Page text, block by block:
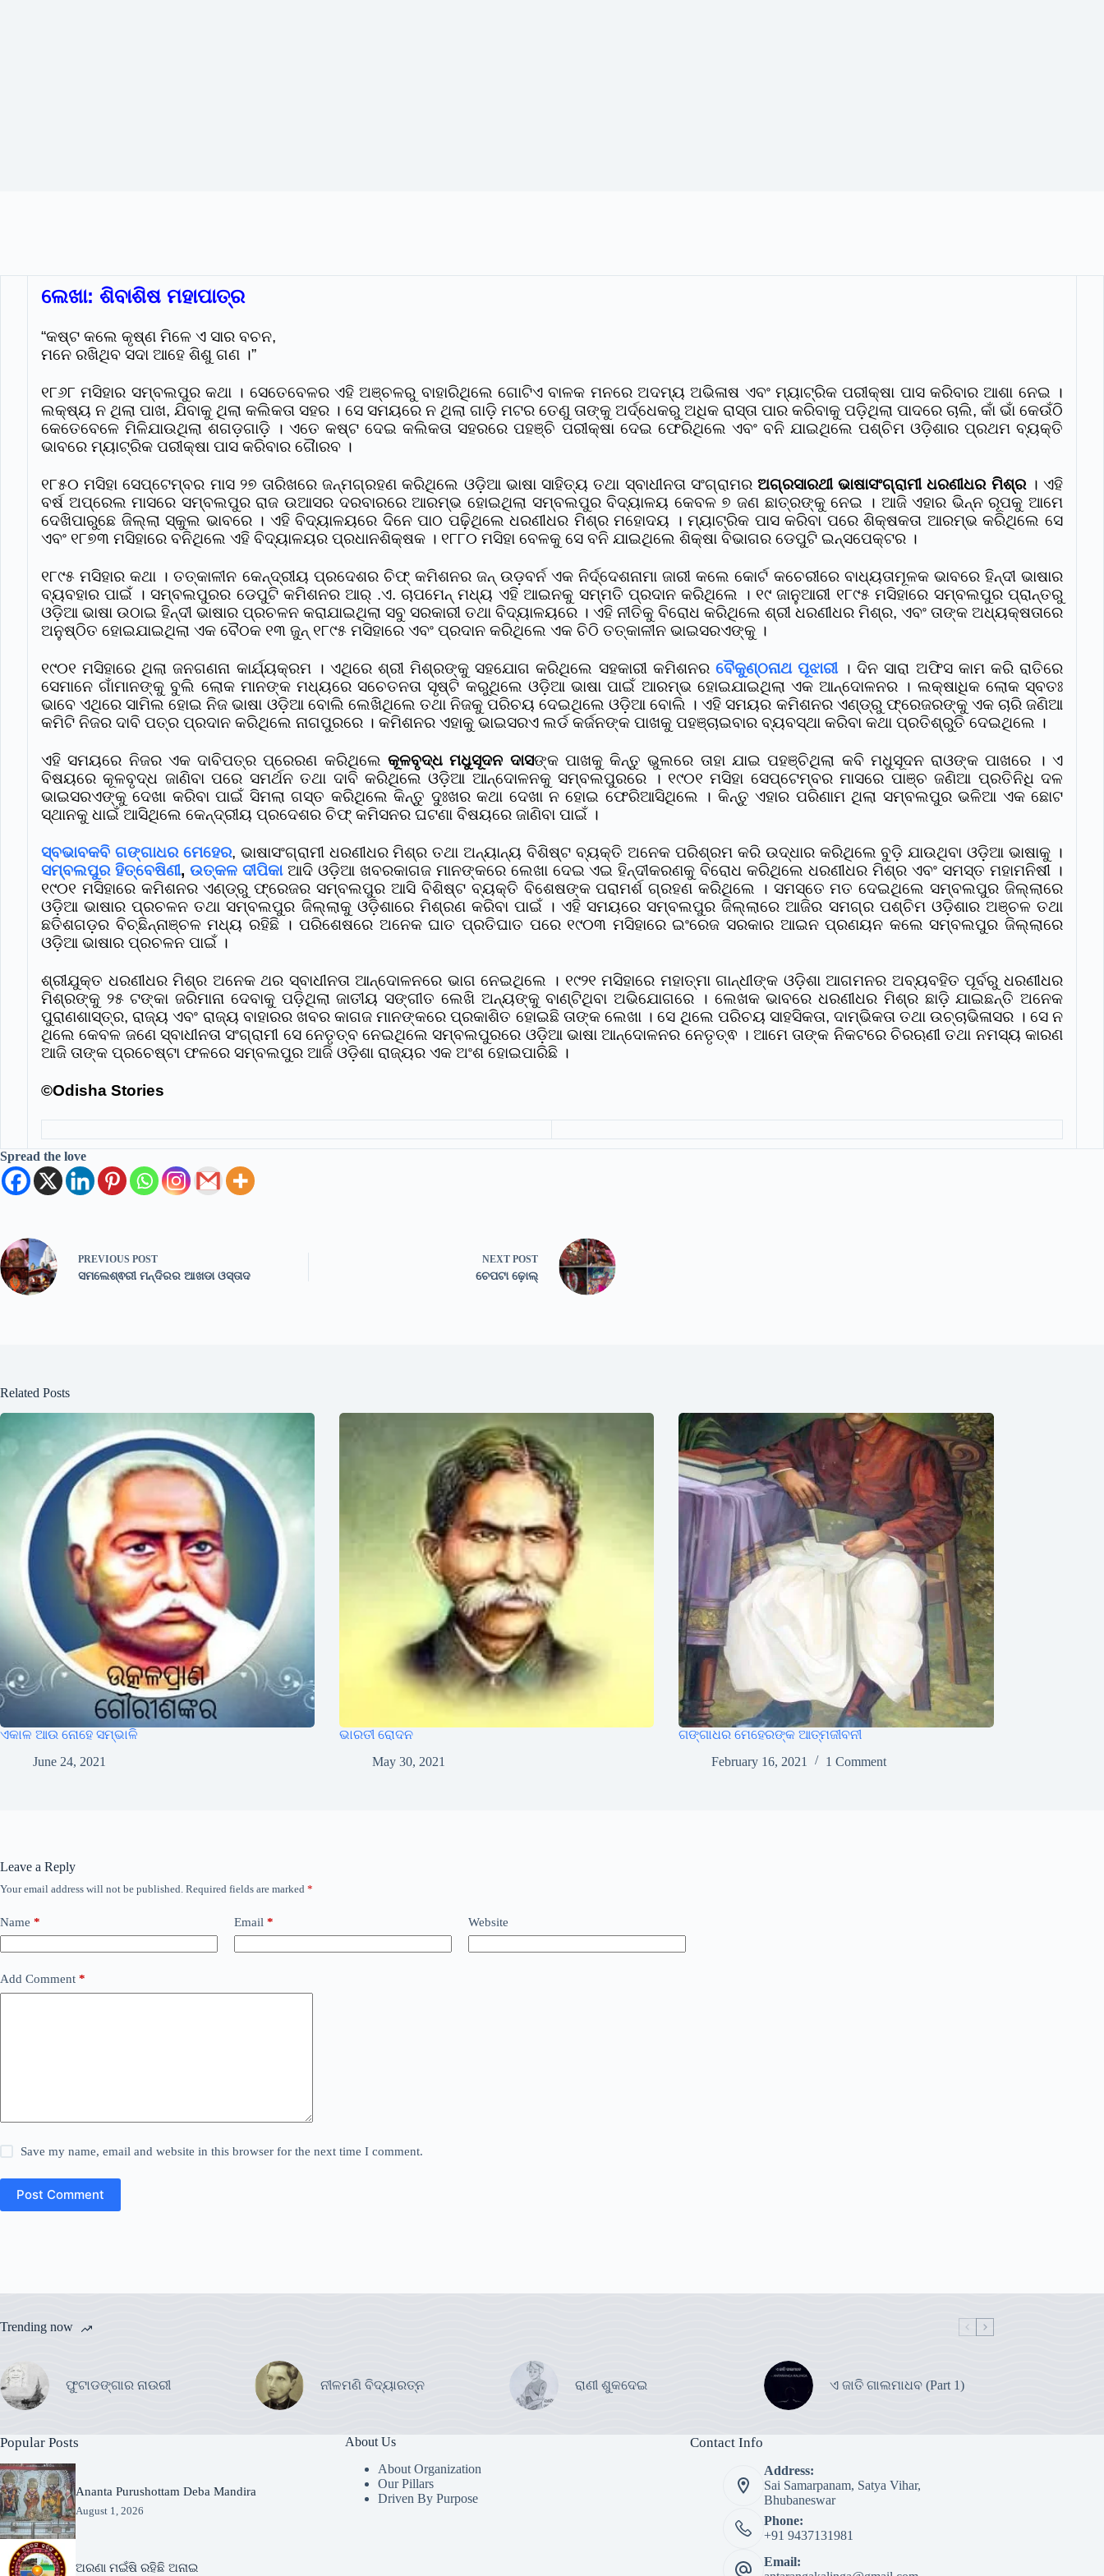
ଲେଖା: ଶିବାଶିଷ ମହାପାତ୍ର
“କଷ୍ଟ କଲେ କୃଷ୍ଣ ମିଳେ ଏ ସାର ବଚନ,
ମନେ ରଖିଥିବ ସଦା ଆହେ ଶିଶୁ ଗଣ ।”
୧୮୬୮ ମସିହାର ସମ୍ବଲପୁର କଥା । ସେତେବେଳର ଏହି ଅଞ୍ଚଳରୁ ବାହାରିଥିଲେ ଗୋଟିଏ ବାଳକ ମନରେ ଅଦମ୍ୟ ଅଭିଳାଷ ଏବଂ ମ୍ୟାଟ୍ରିକ ପରୀକ୍ଷା ପାସ କରିବାର ଆଶା ନେଇ ।
ଲକ୍ଷ୍ୟ ନ ଥିଲା ପାଖ, ଯିବାକୁ ଥିଲା କଲିକତା ସହର । ସେ ସମୟରେ ନ ଥିଲା ଗାଡ଼ି ମଟର ତେଣୁ ତାଙ୍କୁ ଅର୍ଦ୍ଧେକରୁ ଅଧିକ ରାସ୍ତା ପାର କରିବାକୁ ପଡ଼ିଥିଲା ପାଦରେ ଚାଲି, କାଁ ଭାଁ କେଉଁଠି
କେତେବେଳେ ମିଳିଯାଉଥିଲା ଶଗଡ଼ଗାଡ଼ି । ଏତେ କଷ୍ଟ ଦେଇ କଲିକତା ସହରରେ ପହଞ୍ଚି ପରୀକ୍ଷା ଦେଇ ଫେରିଥିଲେ ଏବଂ ବନି ଯାଇଥିଲେ ପଶ୍ଚିମ ଓଡ଼ିଶାର ପ୍ରଥମ ବ୍ୟକ୍ତି
ଭାବରେ ମ୍ୟାଟ୍ରିକ ପରୀକ୍ଷା ପାସ କରିବାର ଗୈାରବ ।
୧୮୫୦ ମସିହା ସେପ୍ଟେମ୍ବର ମାସ ୨୭ ତାରିଖରେ ଜନ୍ମଗ୍ରହଣ କରିଥିଲେ ଓଡ଼ିଆ ଭାଷା ସାହିତ୍ୟ ତଥା ସ୍ବାଧୀନତା ସଂଗ୍ରାମର ଅଗ୍ରସାରଥୀ ଭାଷାସଂଗ୍ରାମୀ ଧରଣୀଧର ମିଶ୍ର। ଏହି
ବର୍ଷ ଅପ୍ରେଲ ମାସରେ ସମ୍ବଲପୁର ରାଜ ଉଆସର ଦରବାରରେ ଆରମ୍ଭ ହୋଇଥିଲା ସମ୍ବଲପୁର ବିଦ୍ୟାଳୟ କେବଳ ୭ ଜଣ ଛାତ୍ରଙ୍କୁ ନେଇ । ଆଜି ଏହାର ଭିନ୍ନ ରୂପକୁ ଆମେ
ଦେଖିପାରୁଛେ ଜିଲ୍ଲା ସ୍କୁଲ ଭାବରେ । ଏହି ବିଦ୍ୟାଳୟରେ ଦିନେ ପାଠ ପଢ଼ିଥିଲେ ଧରଣୀଧର ମିଶ୍ର ମହୋଦୟ । ମ୍ୟାଟ୍ରିକ ପାସ କରିବା ପରେ ଶିକ୍ଷକତା ଆରମ୍ଭ କରିଥିଲେ ସେ
ଏବଂ ୧୮୭୩ ମସିହାରେ ବନିଥିଲେ ଏହି ବିଦ୍ୟାଳୟର ପ୍ରଧାନଶିକ୍ଷକ । ୧୮୮୦ ମସିହା ବେଳକୁ ସେ ବନି ଯାଇଥିଲେ ଶିକ୍ଷା ବିଭାଗର ଡେପୁଟି ଇନ୍ସପେକ୍ଟର ।
୧୮୯୫ ମସିହାର କଥା । ତତ୍କାଳୀନ କେନ୍ଦ୍ରୀୟ ପ୍ରଦେଶର ଚିଫ୍ କମିଶନର ଜନ୍ ଉଡ଼ବର୍ନ ଏକ ନିର୍ଦ୍ଦେଶନାମା ଜାରୀ କଲେ କୋର୍ଟ କଚେରୀରେ ବାଧ୍ୟତାମୂଳକ ଭାବରେ ହିନ୍ଦୀ ଭାଷାର
ବ୍ୟବହାର ପାଇଁ । ସମ୍ବଲପୁରର ଡେପୁଟି କମିଶନର ଆର୍ .ଏ. ଚାପମେନ୍ ମଧ୍ୟ ଏହି ଆଇନକୁ ସମ୍ମତି ପ୍ରଦାନ କରିଥିଲେ । ୧୯ ଜାନୁଆରୀ ୧୮୯୫ ମସିହାରେ ସମ୍ବଲପୁର ପ୍ରାନ୍ତରୁ
ଓଡ଼ିଆ ଭାଷା ଉଠାଇ ହିନ୍ଦୀ ଭାଷାର ପ୍ରଚଳନ କରାଯାଇଥିଲା ସବୁ ସରକାରୀ ତଥା ବିଦ୍ୟାଳୟରେ । ଏହି ନୀତିକୁ ବିରୋଧ କରିଥିଲେ ଶ୍ରୀ ଧରଣୀଧର ମିଶ୍ର, ଏବଂ ତାଙ୍କ ଅଧ୍ୟକ୍ଷତାରେ
ଅନୁଷ୍ଠିତ ହୋଇଯାଇଥିଲା ଏକ ବୈଠକ ୧୩ ଜୁନ୍ ୧୮୯୫ ମସିହାରେ ଏବଂ ପ୍ରଦାନ କରିଥିଲେ ଏକ ଚିଠି ତତ୍କାଳୀନ ଭାଇସରଏଙ୍କୁ ।
୧୯୦୧ ମସିହାରେ ଥିଲା ଜନଗଣନା କାର୍ଯ୍ୟକ୍ରମ । ଏଥିରେ ଶ୍ରୀ ମିଶ୍ରଙ୍କୁ ସହଯୋଗ କରିଥିଲେ ସହକାରୀ କମିଶନର ବୈକୁଣ୍ଠନାଥ ପୂଝାରୀ। ଦିନ ସାରା ଅଫିସ କାମ କରି ରାତିରେ
ସେମାନେ ଗାଁମାନଙ୍କୁ ବୁଲି ଲୋକ ମାନଙ୍କ ମଧ୍ୟରେ ସଚେତନତା ସୃଷ୍ଟି କରୁଥିଲେ ଓଡ଼ିଆ ଭାଷା ପାଇଁ ଆରମ୍ଭ ହୋଇଯାଇଥିଲା ଏକ ଆନ୍ଦୋଳନର । ଲକ୍ଷାଧିକ ଲୋକ ସ୍ବତଃ
ଭାବେ ଏଥିରେ ସାମିଲ ହୋଇ ନିଜ ଭାଷା ଓଡ଼ିଆ ବୋଲି ଲେଖିଥିଲେ ତଥା ନିଜକୁ ପରିଚୟ ଦେଇଥିଲେ ଓଡ଼ିଆ ବୋଲି । ଏହି ସମୟର କମିଶନର ଏଣ୍ଡ୍ରୁ ଫ୍ରେଜରଙ୍କୁ ଏକ ଚାରି ଜଣିଆ
କମିଟି ନିଜର ଦାବି ପତ୍ର ପ୍ରଦାନ କରିଥିଲେ ନାଗପୁରରେ । କମିଶନର ଏହାକୁ ଭାଇସରଏ ଲର୍ଡ କର୍ଜନଙ୍କ ପାଖକୁ ପହଞ୍ଚାଇବାର ବ୍ୟବସ୍ଥା କରିବା କଥା ପ୍ରତିଶ୍ରୁତି ଦେଇଥିଲେ ।
ଏହି ସମୟରେ ନିଜର ଏକ ଦାବିପତ୍ର ପ୍ରେରଣ କରିଥିଲେ କୂଳବୃଦ୍ଧ ମଧୁସୂଦନ ଦାସଙ୍କ ପାଖକୁ କିନ୍ତୁ ଭୁଲରେ ତାହା ଯାଇ ପହଞ୍ଚିଥିଲା କବି ମଧୁସୂଦନ ରାଓଙ୍କ ପାଖରେ । ଏ
ବିଷୟରେ କୂଳବୃଦ୍ଧ ଜାଣିବା ପରେ ସମର୍ଥନ ତଥା ଦାବି କରିଥିଲେ ଓଡ଼ିଆ ଆନ୍ଦୋଳନକୁ ସମ୍ବଲପୁରରେ । ୧୯୦୧ ମସିହା ସେପ୍ଟେମ୍ବର ମାସରେ ପାଞ୍ଚ ଜଣିଆ ପ୍ରତିନିଧି ଦଳ
ଭାଇସରଏଙ୍କୁ ଦେଖା କରିବା ପାଇଁ ସିମଲା ଗସ୍ତ କରିଥିଲେ କିନ୍ତୁ ଦୁଃଖର କଥା ଦେଖା ନ ହୋଇ ଫେରିଆସିଥିଲେ । କିନ୍ତୁ ଏହାର ପରିଣାମ ଥିଲା ସମ୍ବଲପୁର ଭଳିଆ ଏକ ଛୋଟ
ସ୍ଥାନକୁ ଧାଇଁ ଆସିଥିଲେ କେନ୍ଦ୍ରୀୟ ପ୍ରଦେଶର ଚିଫ୍ କମିସନର ଘଟଣା ବିଷୟରେ ଜାଣିବା ପାଇଁ ।
ସ୍ବଭାବକବି ଗଙ୍ଗାଧର ମେହେର, ଭାଷାସଂଗ୍ରାମୀ ଧରଣୀଧର ମିଶ୍ର ତଥା ଅନ୍ୟାନ୍ୟ ବିଶିଷ୍ଟ ବ୍ୟକ୍ତି ଅନେକ ପରିଶ୍ରମ କରି ଉଦ୍ଧାର କରିଥିଲେ ବୁଡ଼ି ଯାଉଥିବା ଓଡ଼ିଆ ଭାଷାକୁ ।
ସମ୍ବଲପୁର ହିତ୍ବେଷିଣୀ, ଉତ୍କଳ ଦୀପିକାଆଦି ଓଡ଼ିଆ ଖବରକାଗଜ ମାନଙ୍କରେ ଲେଖା ଦେଇ ଏଇ ହିନ୍ଦୀକରଣକୁ ବିରୋଧ କରିଥିଲେ ଧରଣୀଧର ମିଶ୍ର ଏବଂ ସମସ୍ତ ମହାମନିଷୀ ।
୧୯୦୧ ମସିହାରେ କମିଶନର ଏଣ୍ଡ୍ରୁ ଫ୍ରେଜର ସମ୍ବଲପୁର ଆସି ବିଶିଷ୍ଟ ବ୍ୟକ୍ତି ବିଶେଷଙ୍କ ପରାମର୍ଶ ଗ୍ରହଣ କରିଥିଲେ । ସମସ୍ତେ ମତ ଦେଇଥିଲେ ସମ୍ବଲପୁର ଜିଲ୍ଲାରେ
ଓଡ଼ିଆ ଭାଷାର ପ୍ରଚଳନ ତଥା ସମ୍ବଲପୁର ଜିଲ୍ଲାକୁ ଓଡ଼ିଶାରେ ମିଶ୍ରଣ କରିବା ପାଇଁ । ଏହି ସମୟରେ ସମ୍ବଲପୁର ଜିଲ୍ଲାରେ ଆଜିର ସମଗ୍ର ପଶ୍ଚିମ ଓଡ଼ିଶାର ଅଞ୍ଚଳ ତଥା
ଛତିଶଗଡ଼ର ବିଚ୍ଛିନ୍ନାଞ୍ଚଳ ମଧ୍ୟ ରହିଛି । ପରିଶେଷରେ ଅନେକ ଘାତ ପ୍ରତିଘାତ ପରେ ୧୯୦୩ ମସିହାରେ ଇଂରେଜ ସରକାର ଆଇନ ପ୍ରଣୟନ କଲେ ସମ୍ବଲପୁର ଜିଲ୍ଲାରେ
ଓଡ଼ିଆ ଭାଷାର ପ୍ରଚଳନ ପାଇଁ ।
ଶ୍ରୀଯୁକ୍ତ ଧରଣୀଧର ମିଶ୍ର ଅନେକ ଥର ସ୍ବାଧୀନତା ଆନ୍ଦୋଳନରେ ଭାଗ ନେଇଥିଲେ । ୧୯୨୧ ମସିହାରେ ମହାତ୍ମା ଗାନ୍ଧୀଙ୍କ ଓଡ଼ିଶା ଆଗମନର ଅବ୍ୟବହିତ ପୂର୍ବରୁ ଧରଣୀଧର
ମିଶ୍ରଙ୍କୁ ୨୫ ଟଙ୍କା ଜରିମାନା ଦେବାକୁ ପଡ଼ିଥିଲା ଜାତୀୟ ସଙ୍ଗୀତ ଲେଖି ଅନ୍ୟଙ୍କୁ ବାଣ୍ଟିଥିବା ଅଭିଯୋଗରେ । ଲେଖକ ଭାବରେ ଧରଣୀଧର ମିଶ୍ର ଛାଡ଼ି ଯାଇଛନ୍ତି ଅନେକ
ପୁରାଣଶାସ୍ତ୍ର, ରାଜ୍ୟ ଏବଂ ରାଜ୍ୟ ବାହାରର ଖବର କାଗଜ ମାନଙ୍କରେ ପ୍ରକାଶିତ ହୋଇଛି ତାଙ୍କ ଲେଖା । ସେ ଥିଲେ ପରିଚୟ ସାହସିକତା, ଦାମ୍ଭିକତା ତଥା ଉଚ୍ଚାଭିଳାସର । ସେ ନ
ଥିଲେ କେବଳ ଜଣେ ସ୍ବାଧୀନତା ସଂଗ୍ରାମୀ ସେ ନେତୃତ୍ବ ନେଇଥିଲେ ସମ୍ବଲପୁରରେ ଓଡ଼ିଆ ଭାଷା ଆନ୍ଦୋଳନର ନେତୃତ୍ଵ । ଆମେ ତାଙ୍କ ନିକଟରେ ଚିରଋଣୀ ତଥା ନମସ୍ୟ କାରଣ
ଆଜି ତାଙ୍କ ପ୍ରଚେଷ୍ଟା ଫଳରେ ସମ୍ବଲପୁର ଆଜି ଓଡ଼ିଶା ରାଜ୍ୟର ଏକ ଅଂଶ ହୋଇପାରିଛି ।
©️Odisha Stories
Spread the love
PREVIOUS POST
ସମଲେଶ୍ଵରୀ ମନ୍ଦିରର ଆଖଡା ଓସ୍ତାଦ
NEXT POST
ଚେପଟା ଢ଼ୋଲ୍
Related Posts
ଏକାଳ ଆଉ ନୋହେ ସମ୍ଭାଳି
June 24, 2021
ଭାରତୀ ରୋଦନ
May 30, 2021
ଗଙ୍ଗାଧର ମେହେରଙ୍କ ଆତ୍ମଜୀବନୀ
February 16, 2021
1 Comment
Leave a Reply
Your email address will not be published. Required fields are marked *
Name * Email * Website
Add Comment *
Save my name, email and website in this browser for the next time I comment.
Post Comment
Trending now
ଫୁଟାଡଙ୍ଗାର ନାଉରୀ ନୀଳମଣି ବିଦ୍ୟାରତ୍ନ ରାଣୀ ଶୁକଦେଇ ଏ ଜାତି ଗାଲମାଧବ (Part 1)
Popular Posts
Ananta Purushottam Deba Mandira
August 1, 2026
ଅରଣା ମଇଁଷି ରହିଛି ଅନାଇ
About Us
About Organization
Our Pillars
Driven By Purpose​
Contact Info
Address:
Sai Samarpanam, Satya Vihar,
Bhubaneswar
Phone:
+91 9437131981
Email: